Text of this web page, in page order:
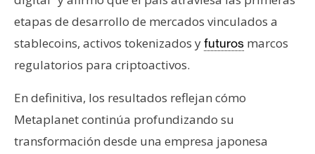
etapas de desarrollo de mercados vinculados a
stablecoins, activos tokenizados yfuturos marcos
regulatorios para criptoactivos.
En definitiva, los resultados reflejan cómo
Metaplanet continúa profundizando su
transformación desde una empresa japonesa